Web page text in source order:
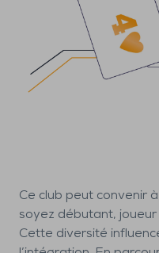
Ce club peut convenir
soyez débutant,
Cette diversité